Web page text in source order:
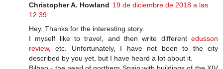
Christopher A. Howland 19 de diciembre de 2018 a las
12:39
Hey. Thanks for the interesting story.
I myself like to travel, and then write different edusson
review, etc. Unfortunately, I have not been to the city
described by you yet, but I have heard a lot about it.